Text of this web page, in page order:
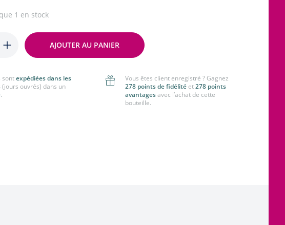
1 en stock
AJOUTER AU PANIER
sontexpédiées dans les
(jours ouvrés) dans un
.
Vous êtes client enregistré ? Gagnez
278 points de fidélité et278 points
avantagesavec l’achat de cette
bouteille.